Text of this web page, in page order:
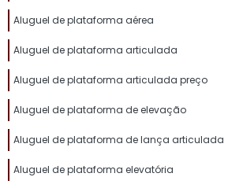
Aluguel de plataforma aérea
Aluguel de plataforma articulada
Aluguel de plataforma articulada preço
Aluguel de plataforma de elevação
Aluguel de plataforma de lança articulada
Aluguel de plataforma elevatória